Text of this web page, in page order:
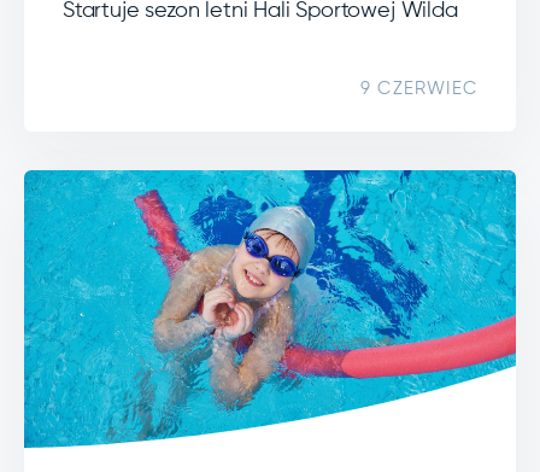
Startuje sezon letni Hali Sportowej Wilda
9 CZERWIEC